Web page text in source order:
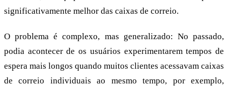
significativamente melhor das caixas de correio.
O problema é complexo, mas generalizado: No passado,
podia acontecer de os usuários experimentarem tempos de
espera mais longos quando muitos clientes acessavam caixas
de correio individuais ao mesmo tempo, por exemplo,